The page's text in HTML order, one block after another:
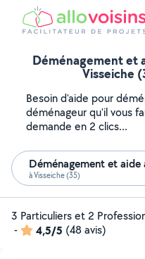
Déménagement et
Visseiche
Besoin d'aide pour
déménageur qu'il vous
demande en 2 clics...
Déménagement et aide
à Visseiche (35)
3 Particuliers et 2
-
4,5/5 (48 avis)